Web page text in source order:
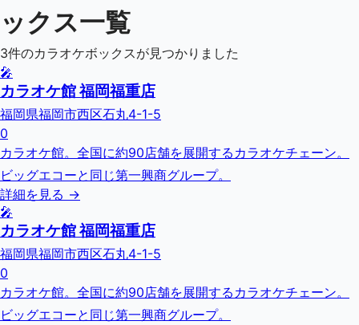
ックス一覧
3件のカラオケボックスが見つかりました
🎤
カラオケ館 福岡福重店
福岡県福岡市西区石丸4-1-5
0
カラオケ館。全国に約90店舗を展開するカラオケチェーン。
ビッグエコーと同じ第一興商グループ。
詳細を見る →
🎤
カラオケ館 福岡福重店
福岡県福岡市西区石丸4-1-5
0
カラオケ館。全国に約90店舗を展開するカラオケチェーン。
ビッグエコーと同じ第一興商グループ。